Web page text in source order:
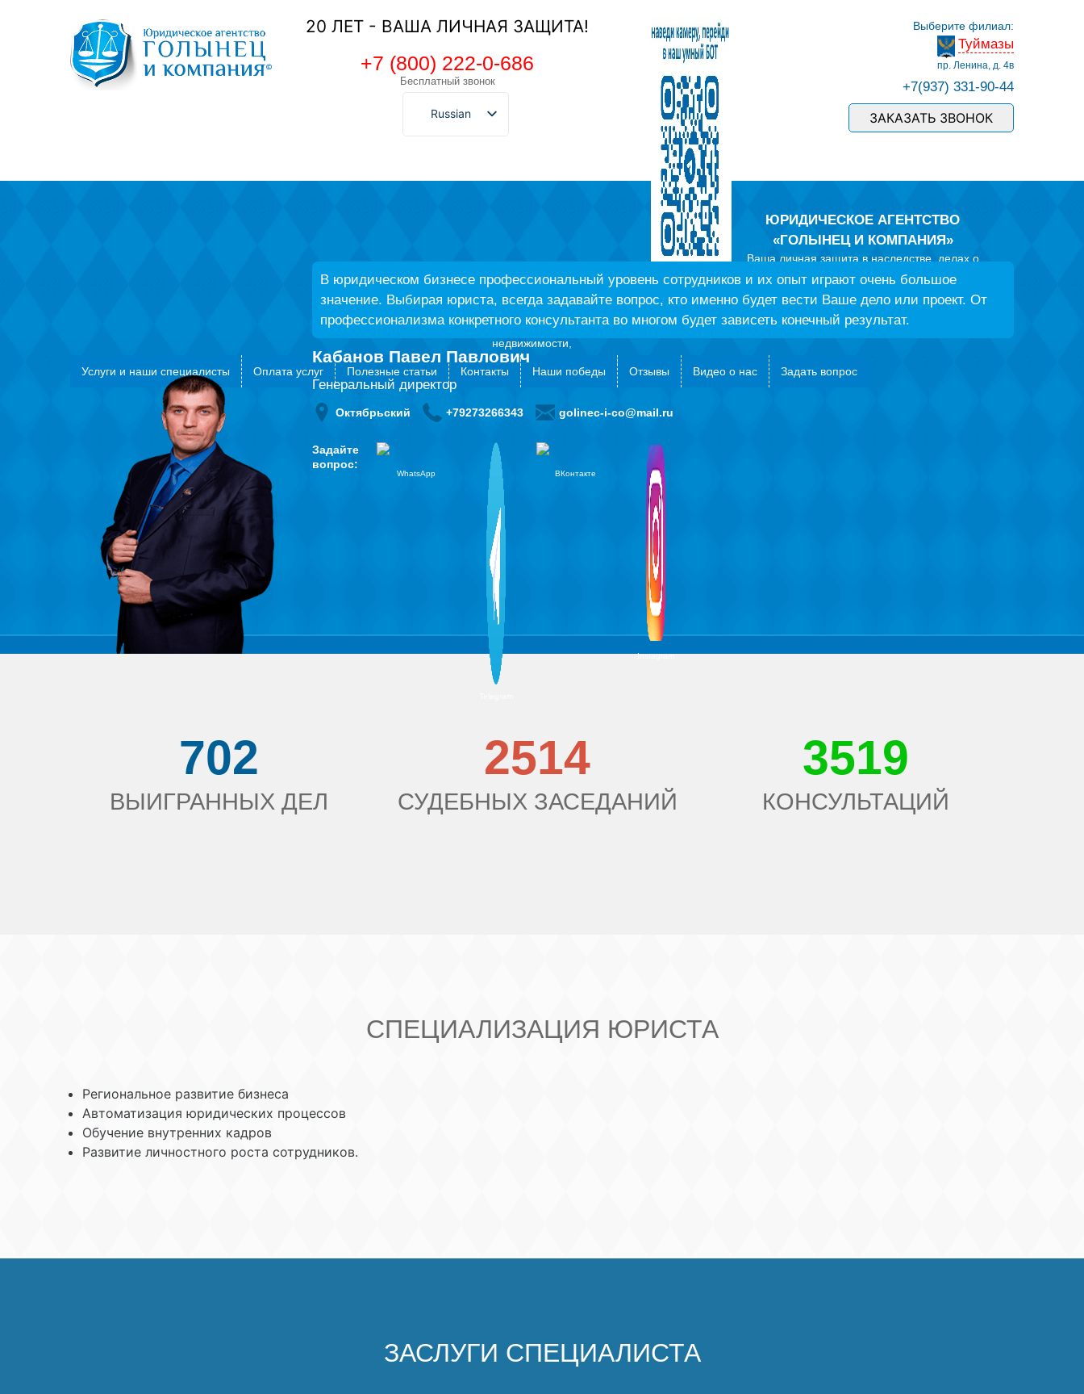
20 ЛЕТ - ВАША ЛИЧНАЯ ЗАЩИТА!
+7 (800) 222-0-686
Бесплатный звонок
Russian
Выберите филиал:
Туймазы
пр. Ленина, д. 4в
+7(937) 331-90-44
ЗАКАЗАТЬ ЗВОНОК
Услуги и наши специалисты Оплата услуг Полезные статьи Контакты Наши победы Отзывы Видео о нас Задать вопрос
ЮРИДИЧЕСКОЕ АГЕНТСТВО
«ГОЛЫНЕЦ И КОМПАНИЯ»
Ваша личная защита в наследстве, делах о
защите прав потребителей, спорах по ДТП со
страховыми компаниями и
ГИБДД, в семейных делах и трудовых спорах, в
земельных конфликтах и вопросах
недвижимости,
в пенсионных делах и арбитраже.
В юридическом бизнесе профессиональный уровень сотрудников и их опыт играют очень большое
значение. Выбирая юриста, всегда задавайте вопрос, кто именно будет вести Ваше дело или проект. От
профессионализма конкретного консультанта во многом будет зависеть конечный результат.
Кабанов Павел Павлович
Генеральный директор
Октябрьский +79273266343 golinec-i-co@mail.ru
Задайте
вопрос:
WhatsApp ВКонтакте
Instagram
702
ВЫИГРАННЫХ ДЕЛ
2514
СУДЕБНЫХ ЗАСЕДАНИЙ
3519
КОНСУЛЬТАЦИЙ
СПЕЦИАЛИЗАЦИЯ ЮРИСТА
Региональное развитие бизнеса
Автоматизация юридических процессов
Обучение внутренних кадров
Развитие личностного роста сотрудников.
ЗАСЛУГИ СПЕЦИАЛИСТА